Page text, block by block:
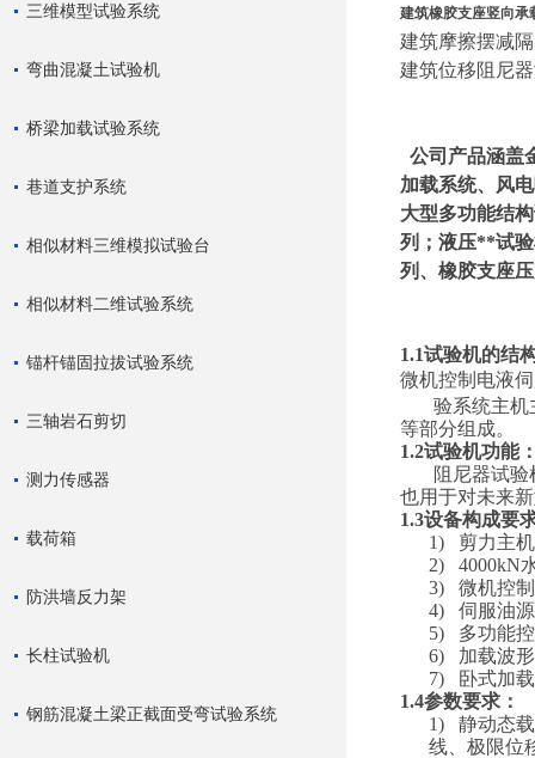
三维模型试验系统
弯曲混凝土试验机
桥梁加载试验系统
巷道支护系统
相似材料三维模拟试验台
相似材料二维试验系统
锚杆锚固拉拔试验系统
三轴岩石剪切
测力传感器
载荷箱
防洪墙反力架
长柱试验机
钢筋混凝土梁正截面受弯试验系统
建筑橡胶支座竖向承
建筑摩擦摆减
建筑位移阻尼
公司产品涵盖
加载系统、风
大型多功能结
列；液压**试
列、橡胶支座
1.1试验机的结
微机控制电液
验系统主机
等部分组成。
1.2试验机功能
阻尼器试
也用于对未来
1.3设备构成要
1)
剪力主
2)
4000kN
3)
微机控
4)
伺服油
5)
多功能
6)
加载波
7)
卧式加
1.4参数要求：
1)
静动态
线、极限位